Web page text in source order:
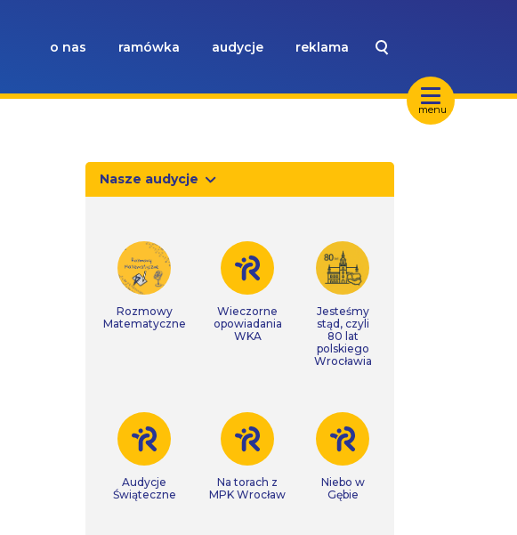
menu
o nas ramówka audycje reklama
Nasze audycje
Rozmowy
Matematyczne
Wieczorne
opowiadania
WKA
Jesteśmy
stąd, czyli
80 lat
polskiego
Wrocławia
Audycje
Świąteczne
Na torach z
MPK Wrocław
Niebo w
Gębie